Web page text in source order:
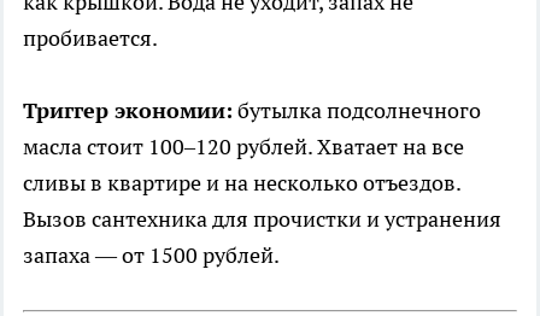
пробивается.
Триггер экономии: бутылка подсолнечного
масла стоит 100–120 рублей. Хватает на все
сливы в квартире и на несколько отъездов.
Вызов сантехника для прочистки и устранения
запаха — от 1500 рублей.